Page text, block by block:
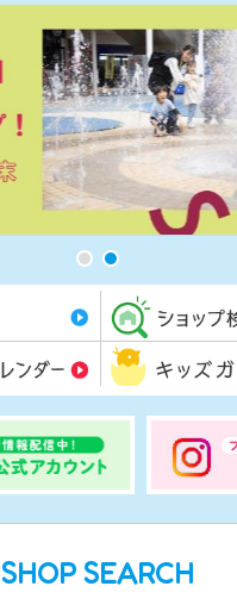
営業時間一覧
イベントカレンダー
SHOP SEARCH